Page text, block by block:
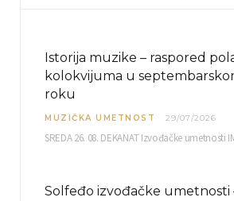
Istorija muzike – raspored
kolokvijuma u
roku
MUZIČKA UMETNOST 29/07/2026
Solfeđo izvođačke umetnosti